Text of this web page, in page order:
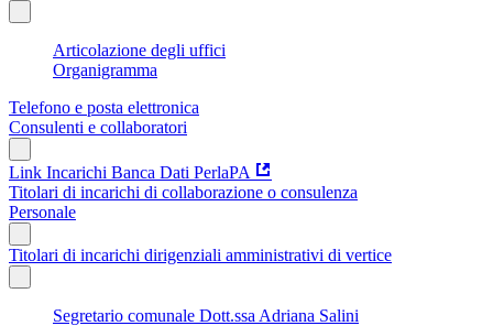
Articolazione degli uffici
Organigramma
Telefono e posta elettronica
Consulenti e collaboratori
Link Incarichi Banca Dati PerlaPA
Titolari di incarichi di collaborazione o consulenza
Personale
Titolari di incarichi dirigenziali amministrativi di vertice
Segretario comunale Dott.ssa Adriana Salini